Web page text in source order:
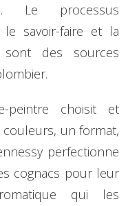
Le processus
le savoir-faire et la
sont des sources
peintre choisit et
un format,
perfectionne
cognacs pour leur
qui les